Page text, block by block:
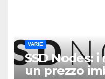
VARIE
SSD Nodes:
un prezzo